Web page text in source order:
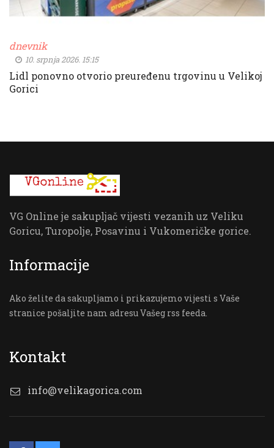
dnevnik
10. srpnja 2026. 15:15
Lidl ponovno otvorio preuređenu trgovinu u Velikoj
Gorici
VG Online je sakupljač vijesti vezanih uz Veliku
Goricu, Turopolje, Posavinu i Vukomeričke gorice.
Informacije
Ako želite da sakupljamo i prikazujemo vijesti s Vaše
stranice pošaljite nam adresu Vašeg rss feeda.
Kontakt
info@velikagorica.com